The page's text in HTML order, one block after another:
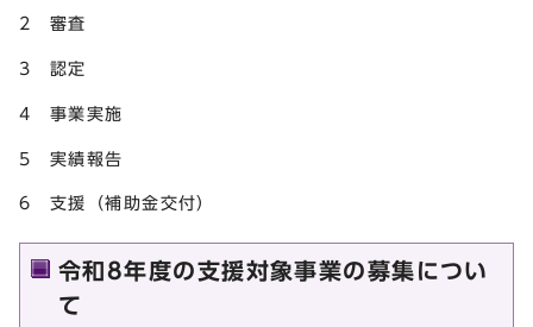
2 審査
3 認定
4 事業実施
5 実績報告
6 支援（補助金交付）
令和8年度の支援対象事業の募集につい
て